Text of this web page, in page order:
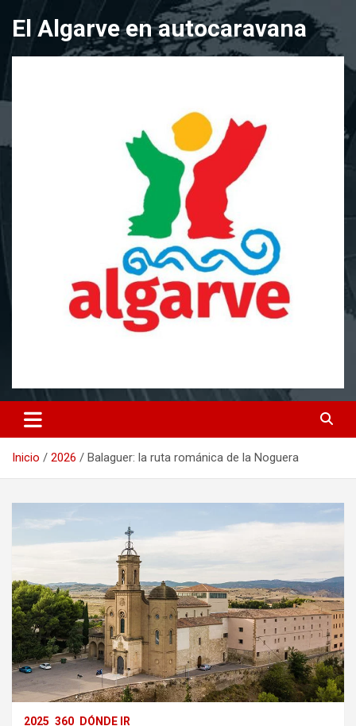
contenido
El Algarve en autocaravana
Inicio 2026 Balaguer: la ruta románica de la Noguera
2025 360 DÓNDE IR